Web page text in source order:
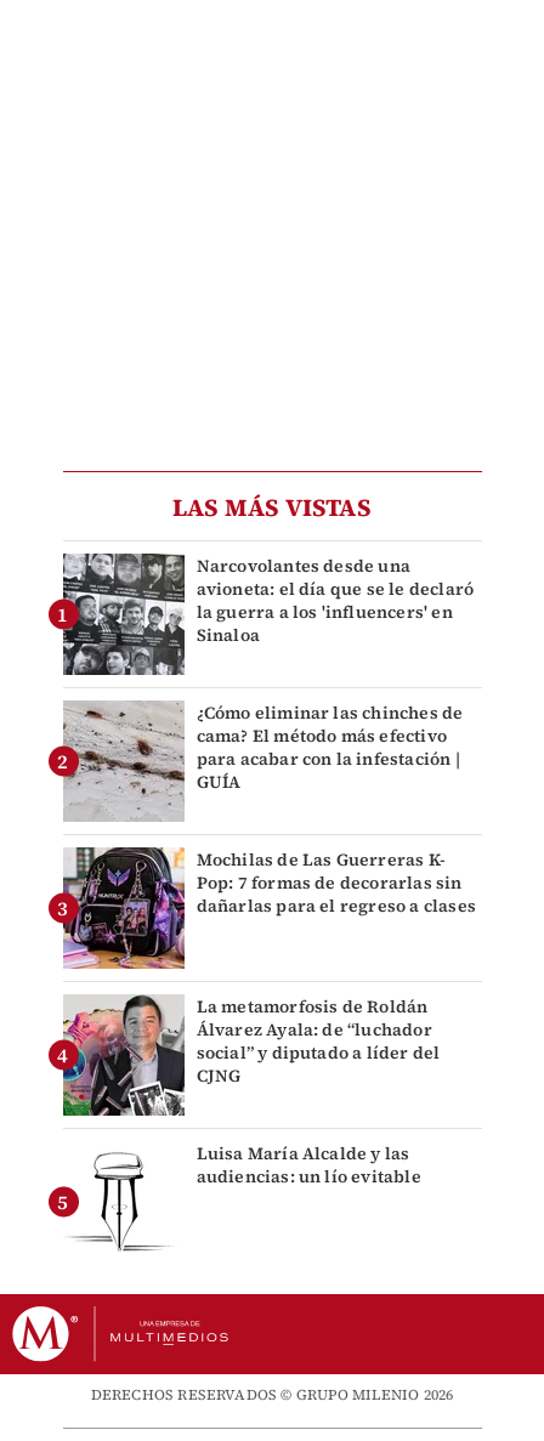
LAS MÁS VISTAS
Narcovolantes desde una
avioneta: el día que se le declaró
la guerra a los 'influencers' en
Sinaloa
¿Cómo eliminar las chinches de
cama? El método más efectivo
para acabar con la infestación |
GUÍA
Mochilas de Las Guerreras K-
Pop: 7 formas de decorarlas sin
dañarlas para el regreso a clases
La metamorfosis de Roldán
Álvarez Ayala: de “luchador
social” y diputado a líder del
CJNG
Luisa María Alcalde y las
audiencias: un lío evitable
DERECHOS RESERVADOS © GRUPO MILENIO 2026